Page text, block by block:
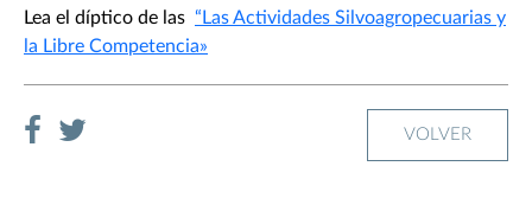
Lea el díptico de las “Las Actividades Silvoagropecuarias y
la Libre Competencia»
VOLVER